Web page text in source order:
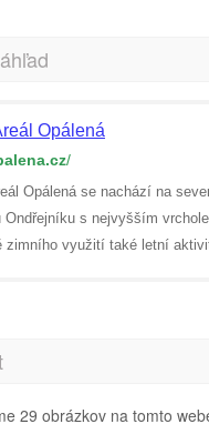
Opálená
/
Opálená se nachází na
Ondřejníku s nejvyšším
zimního využití také letní
29 obrázkov na tomto